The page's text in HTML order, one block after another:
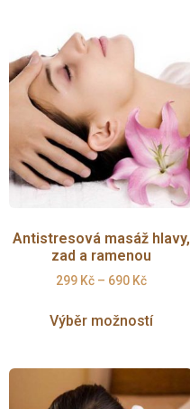
Antistresová masáž hlavy,
zad a ramenou
299 Kč– 690 Kč
Výběr možností